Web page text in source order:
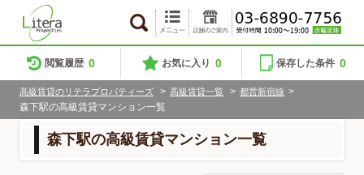
閲覧履歴 0 お気に入り 0 保存した条件 0
高級賃貸のリテラプロパティーズ > 高級賃貸一覧 > 都営新宿線 >
森下駅の高級賃貸マンション一覧
森下駅の高級賃貸マンション一覧